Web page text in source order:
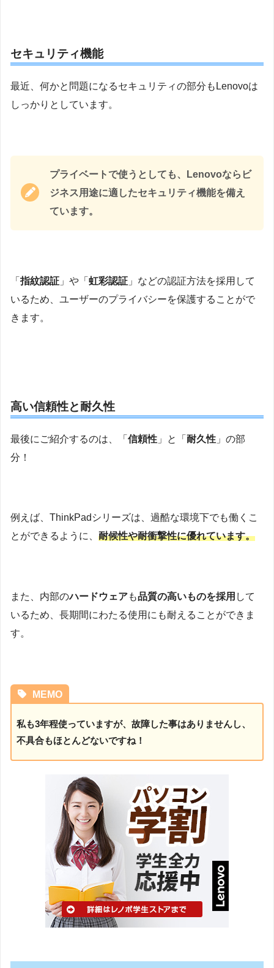
セキュリティ機能
最近、何かと問題になるセキュリティの部分もLenovoは
しっかりとしています。
プライベートで使うとしても、Lenovoならビ
ジネス用途に適したセキュリティ機能を備え
ています。
「 指紋認証 」や「 虹彩認証 」などの認証方法を採用して
いるため、ユーザーのプライバシーを保護することがで
きます。
高い信頼性と耐久性
最後にご紹介するのは、「 信頼性 」と「 耐久性 」の部
分！
例えば、ThinkPadシリーズは、過酷な環境下でも働くこ
とができるように、 耐候性や耐衝撃性に優れています。
また、内部のハードウェアも品質の高いものを採用 して
いるため、長期間にわたる使用にも耐えることができま
す。
MEMO
私も3年程使っていますが、故障した事はありませんし、
不具合もほとんどないですね！